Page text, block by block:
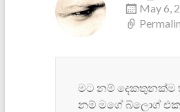
May 6,
මට නම් දෙකතුනක්ම
නම් මගේ බ්ලොග්